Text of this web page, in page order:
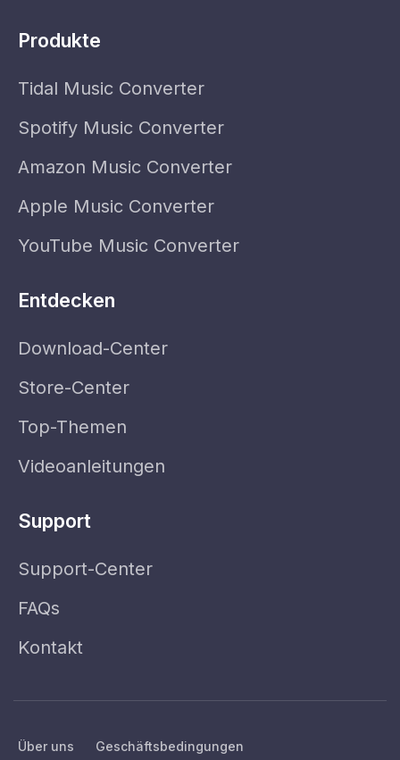
Produkte
Tidal Music Converter
Spotify Music Converter
Amazon Music Converter
Apple Music Converter
YouTube Music Converter
Entdecken
Download-Center
Store-Center
Top-Themen
Videoanleitungen
Support
Support-Center
FAQs
Kontakt
Über uns Geschäftsbedingungen